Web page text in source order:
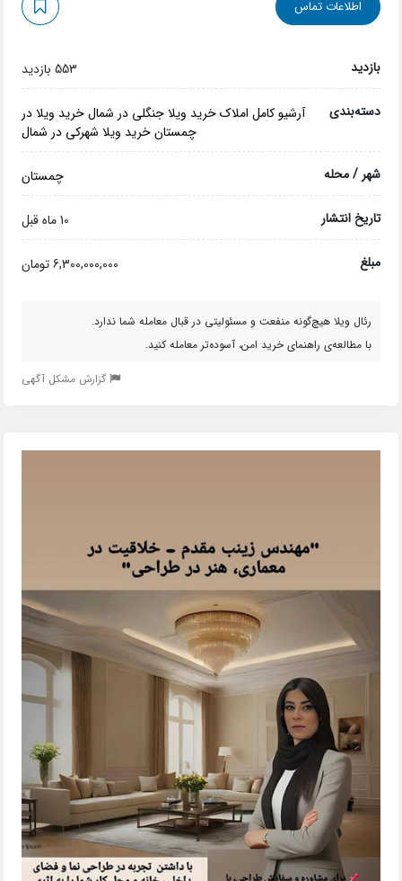
اطلاعات تماس
بازدید 553 بازدید
دسته‌بندی آرشیو کامل املاک خرید ویلا جنگلی در شمال خرید ویلا در
چمستان خرید ویلا شهرکی در شمال
شهر / محله چمستان
تاریخ انتشار 10 ماه قبل
مبلغ 6,300,000,000 تومان
رئال ویلا هیچ‌گونه منفعت و مسئولیتی در قبال معامله شما ندارد.
با مطالعه‌ی راهنمای خرید امن، آسوده‌تر معامله کنید.
گزارش مشکل آگهی